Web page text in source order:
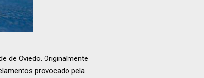
de Oviedo. Originalmente
provocado pela